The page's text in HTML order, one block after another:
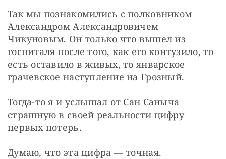
Так мы познакомились с полковником
Александром Александровичем
Чикуновым. Он только что вышел из
госпиталя после того, как его контузило, то
есть оставило в живых, то январское
грачевское наступление на Грозный.
Тогда-то я и услышал от Сан Саныча
страшную в своей реальности цифру
первых потерь.
Думаю, что эта цифра — точная.